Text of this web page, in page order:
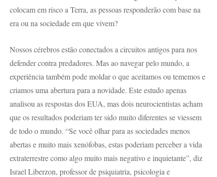
colocam em risco a Terra, as pessoas responderão com base na
era ou na sociedade em que vivem?
Nossos cérebros estão conectados a circuitos antigos para nos
defender contra predadores. Mas ao navegar pelo mundo, a
experiência também pode moldar o que aceitamos ou tememos e
criamos uma abertura para a novidade. Este estudo apenas
analisou as respostas dos EUA, mas dois neurocientistas acham
que os resultados poderiam ter sido muito diferentes se viessem
de todo o mundo. “Se você olhar para as sociedades menos
abertas e muito mais xenófobas, estas poderiam perceber a vida
extraterrestre como algo muito mais negativo e inquietante”, diz
Israel Liberzon, professor de psiquiatria, psicologia e